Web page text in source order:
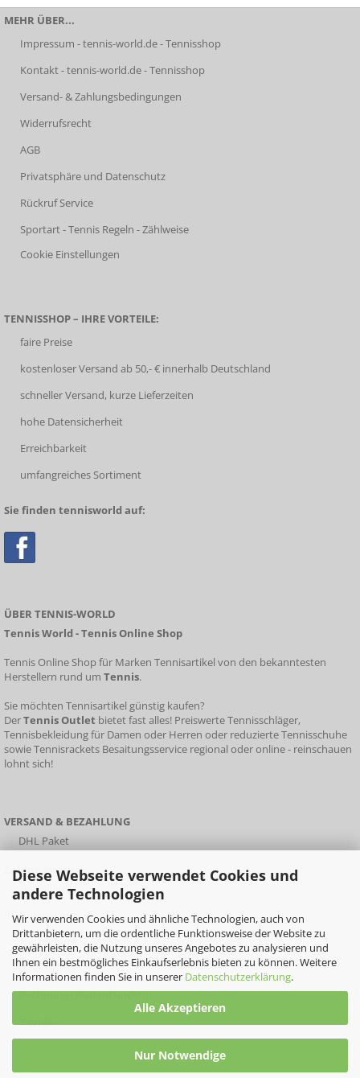
Diese Webseite verwendet Cookies und
andere Technologien
Wir verwenden Cookies und ähnliche Technologien, auch von
Drittanbietern, um die ordentliche Funktionsweise der Website zu
gewährleisten, die Nutzung unseres Angebotes zu analysieren und
Ihnen ein bestmögliches Einkaufserlebnis bieten zu können. Weitere
Informationen finden Sie in unserer Datenschutzerklärung.
Alle Akzeptieren
Nur Notwendige
MEHR ÜBER...
Impressum - tennis-world.de - Tennisshop
Kontakt - tennis-world.de - Tennisshop
Versand- & Zahlungsbedingungen
Widerrufsrecht
AGB
Privatsphäre und Datenschutz
Rückruf Service
Sportart - Tennis Regeln - Zählweise
Cookie Einstellungen
TENNISSHOP – IHRE VORTEILE:
faire Preise
kostenloser Versand ab 50,- € innerhalb Deutschland
schneller Versand, kurze Lieferzeiten
hohe Datensicherheit
Erreichbarkeit
umfangreiches Sortiment
Sie finden tennisworld auf:
ÜBER TENNIS-WORLD
Tennis World - Tennis Online Shop
Tennis Online Shop für Marken Tennisartikel von den bekanntesten
Herstellern rund um Tennis.
Sie möchten Tennisartikel günstig kaufen?
DerTennis Outlet bietet fast alles! Preiswerte Tennisschläger,
Tennisbekleidung für Damen oder Herren oder reduzierte Tennisschuhe
sowieTennisrackets Besaitungsservice regional oder online - reinschauen
lohnt sich!
VERSAND & BEZAHLUNG
DHL Paket
Zahlungsarten
Barzahlung
Vorauskasse
Nachnahme
Bankeinzug
Rechnung (Stammkunden)